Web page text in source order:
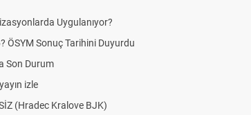
Uygulanıyor?
ÖSYM Sonuç Tarihini Duyurdu
Son Durum
izle
(Hradec Kralove BJK)